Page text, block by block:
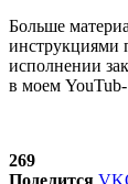
Больше
инструкциями
исполнении
в моем YouTub-
269
Поделится VK